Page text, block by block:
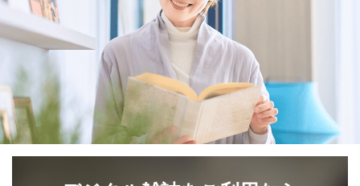
個人情報の取扱いについて
１．個人情報保護管理者
当社は以下の個人情報保護管理者を設置し、個人情報保
護管理者の責任のもと、個人情報を取得・アクセス・利
用・提供・管理いたします。
東京都渋谷区南平台町16-11
株式会社富士山マガジンサービス
代表取締役会長 西野 伸一郎